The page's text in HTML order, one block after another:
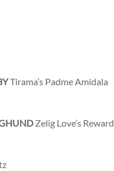
Tirama’s Padme Amidala
Zelig Love’s Reward